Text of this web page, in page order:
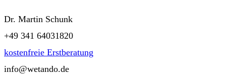
Dr. Martin Schunk
+49 341 64031820
kostenfreie Erstberatung
info@wetando.de